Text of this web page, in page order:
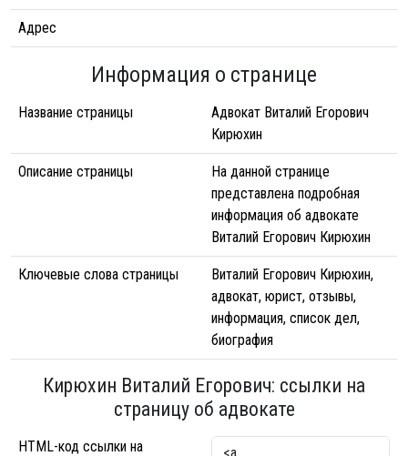
Адрес
Информация о странице
Название страницы
Адвокат Виталий Егорович
Кирюхин
Описание страницы
На данной странице
представлена подробная
информация об адвокате
Виталий Егорович Кирюхин
Ключевые слова страницы
Виталий Егорович Кирюхин,
адвокат, юрист, отзывы,
информация, список дел,
биография
Кирюхин Виталий Егорович: ссылки на
страницу об адвокате
HTML-код ссылки на